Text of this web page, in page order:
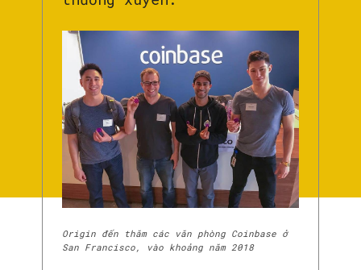
Origin đến thăm các văn phòng Coinbase ở
San Francisco, vào khoảng năm 2018